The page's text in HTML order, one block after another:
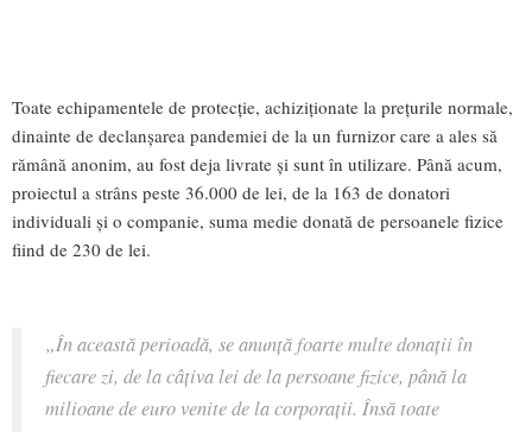
Toate echipamentele de protecție, achiziționate la prețurile normale,
dinainte de declanșarea pandemiei de la un furnizor care a ales să
rămână anonim, au fost deja livrate și sunt în utilizare. Până acum,
proiectul a strâns peste 36.000 de lei, de la 163 de donatori
individuali și o companie, suma medie donată de persoanele fizice
fiind de 230 de lei.
„În această perioadă, se anunță foarte multe donații în
fiecare zi, de la câțiva lei de la persoane fizice, până la
milioane de euro venite de la corporații. Însă toate